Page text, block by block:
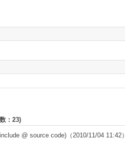
： 23)
@ source code) （2010/11/04 11:42）